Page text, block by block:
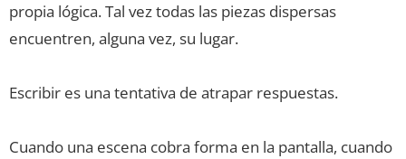
propia lógica. Tal vez todas las piezas dispersas
encuentren, alguna vez, su lugar.
Escribir es una tentativa de atrapar respuestas.
Cuando una escena cobra forma en la pantalla, cuando